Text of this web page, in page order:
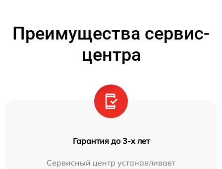
Преимущества сервис-
центра
Гарантия до 3-х лет
Сервисный центр устанавливает